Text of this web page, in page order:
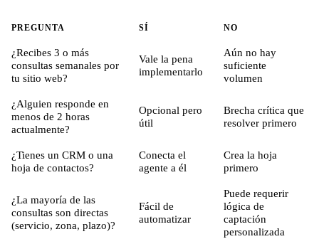
PREGUNTA SÍ NO
¿Recibes 3 o más
consultas semanales por
tu sitio web?
Vale la pena
implementarlo
Aún no hay
suficiente
volumen
¿Alguien responde en
menos de 2 horas
actualmente?
Opcional pero
útil
Brecha crítica que
resolver primero
¿Tienes un CRM o una
hoja de contactos?
Conecta el
agente a él
Crea la hoja
primero
¿La mayoría de las
consultas son directas
(servicio, zona, plazo)?
Fácil de
automatizar
Puede requerir
lógica de
captación
personalizada